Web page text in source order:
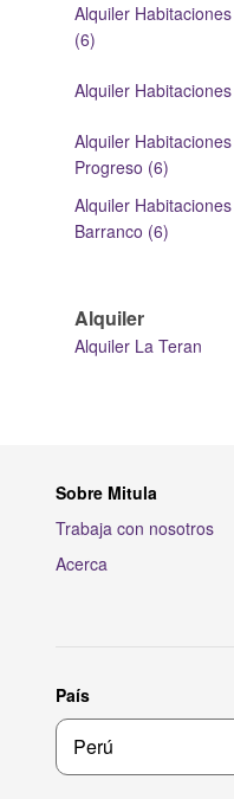
Alquiler
(6)
Alquiler
Alquiler
Progreso (6)
Alquiler
Barranco (6)
Alquiler
Alquiler La Teran
Sobre Mitula
Trabaja con nosotros
Acerca
País